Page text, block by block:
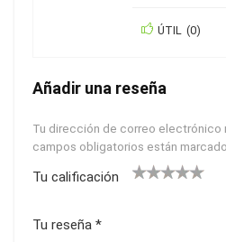
ÚTIL (0)
Añadir una reseña
Tu dirección de correo electrónico
campos obligatorios están
Tu calificación
Tu reseña *